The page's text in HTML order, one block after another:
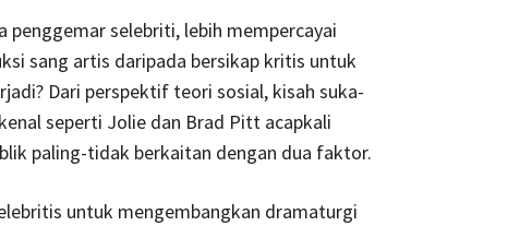
penggemar selebriti, lebih mempercayai
sang artis daripada bersikap kritis untuk
Dari perspektif teori sosial, kisah suka-
seperti Jolie dan Brad Pitt acapkali
paling-tidak berkaitan dengan dua faktor.
untuk mengembangkan dramaturgi